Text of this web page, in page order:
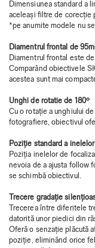
Dimensiunea standard a
aceleași filtre de corecție
*pe anumite modele nu
Diamentrul frontal de
Diamentrul frontal este
Comparând obiectivele
acestea sunt mai
Unghi de rotatie de 180º
Cu o rotație a unghiului
fotografiere, obiectivul
Poziție standard a inelelor
Poziția inelelor de
nevoia de a ajusta follow
se schimbă obiectivul.
Trecere gradație
Trecerea între diferitele
datorită unor piedici din
Oferă o senzație plăcută
poziție, eliminând orice